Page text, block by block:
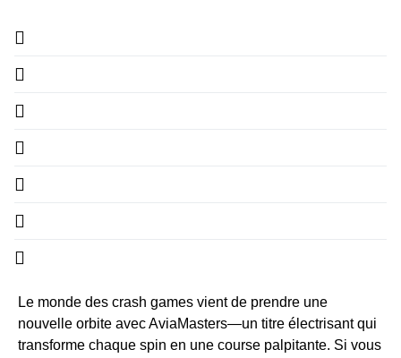
Le monde des crash games vient de prendre une
nouvelle orbite avec AviaMasters—un titre électrisant qui
transforme chaque spin en une course palpitante. Si vous